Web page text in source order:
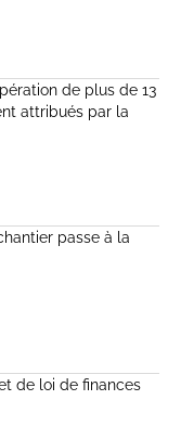
de plus de 13
attribués par la
passe à la
de loi de finances